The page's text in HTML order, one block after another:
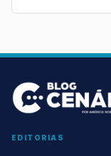
EDITORIAS